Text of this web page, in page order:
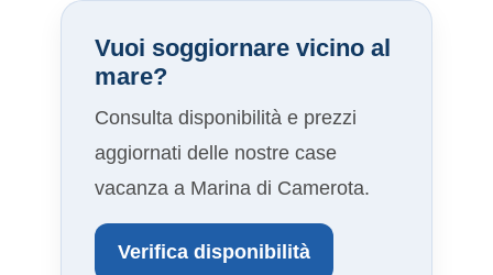
Vuoi soggiornare vicino al
mare?
Consulta disponibilità e prezzi
aggiornati delle nostre case
vacanza a Marina di Camerota.
Verifica disponibilità